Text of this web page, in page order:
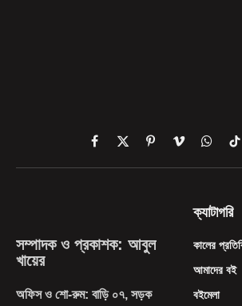
Facebook
X
(Twitter)
PinterestVimeo
সম্পাদক ও প্রকাশক: আবুল
খায়ের
অফিস ও শো-রুম: বাড়ি ০৭, সড়ক
ক্যাটাগরি
কালের
আমাদের বই
বইমেলা